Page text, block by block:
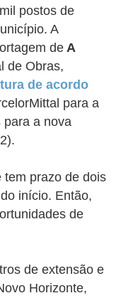
postos de
A
de A
de Obras,
de acordo
para a
para a nova
tem prazo de dois
início. Então,
de
de extensão e
Horizonte,